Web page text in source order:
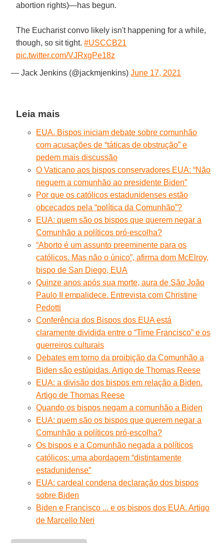
abortion rights)—has begun.
The Eucharist convo likely isn't happening for a while,
though, so sit tight.#USCCB21
pic.twitter.com/VJRxgPe18z
— Jack Jenkins (@jackmjenkins)June 17, 2021
Leia mais
EUA. Bispos iniciam debate sobre comunhão
com acusações de “táticas de obstrução” e
pedem mais discussão
O Vaticano aos bispos conservadores EUA: “Não
neguem a comunhão ao presidente Biden”
Por que os católicos estadunidenses estão
obcecados pela “política da Comunhão”?
EUA: quem são os bispos que querem negar a
Comunhão a políticos pró-escolha?
“Aborto é um assunto preeminente para os
católicos. Mas não o único”, afirma dom McElroy,
bispo de San Diego, EUA
Quinze anos após sua morte, aura de São João
Paulo II empalidece. Entrevista com Christine
Pedotti
Conferência dos Bispos dos EUA está
claramente dividida entre o “Time Francisco” e os
guerreiros culturais
Debates em torno da proibição da Comunhão a
Biden são estúpidas. Artigo de Thomas Reese
EUA: a divisão dos bispos em relação a Biden.
Artigo de Thomas Reese
Quando os bispos negam a comunhão a Biden
EUA: quem são os bispos que querem negar a
Comunhão a políticos pró-escolha?
Os bispos e a Comunhão negada a políticos
católicos: uma abordagem “distintamente
estadunidense”
EUA: cardeal condena declaração dos bispos
sobre Biden
Biden e Francisco ... e os bispos dos EUA. Artigo
de Marcello Neri